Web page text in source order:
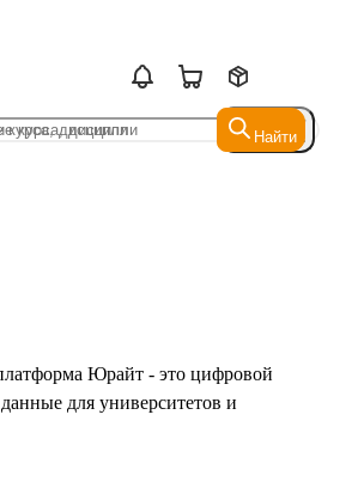
Найти
Найти
Юрайт - это цифровой
для университетов и